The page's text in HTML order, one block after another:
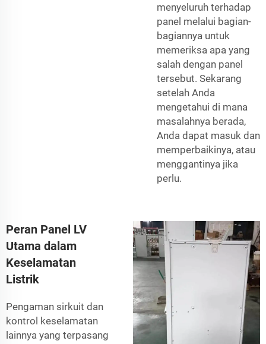
menyeluruh terhadap
panel melalui bagian-
bagiannya untuk
memeriksa apa yang
salah dengan panel
tersebut. Sekarang
setelah Anda
mengetahui di mana
masalahnya berada,
Anda dapat masuk dan
memperbaikinya, atau
menggantinya jika
perlu.
Peran Panel LV
Utama dalam
Keselamatan
Listrik
Pengaman sirkuit dan
kontrol keselamatan
lainnya yang terpasang